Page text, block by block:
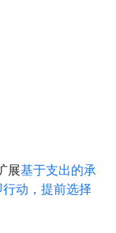
展基于支出的承
行动，提前选择